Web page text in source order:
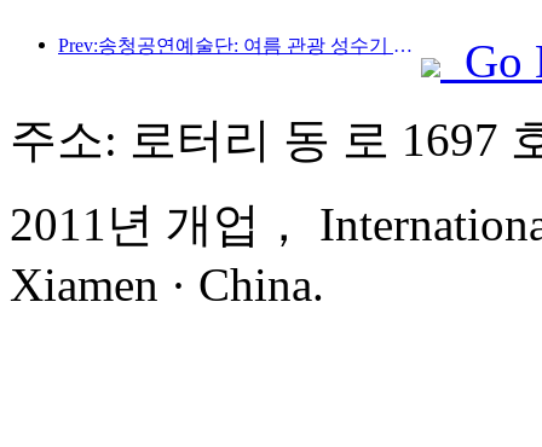
Prev:송청공연예술단: 여름 관광 성수기 시장 및 이벤트 콘텐츠 준비
Go
주소: 로터리 동 로 1697
2011년 개업，
Xiamen · China.